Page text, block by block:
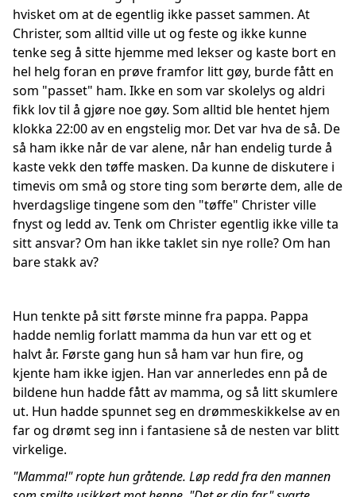
hvisket om at de egentlig ikke passet sammen. At
Christer, som alltid ville ut og feste og ikke kunne
tenke seg å sitte hjemme med lekser og kaste bort en
hel helg foran en prøve framfor litt gøy, burde fått en
som "passet" ham. Ikke en som var skolelys og aldri
fikk lov til å gjøre noe gøy. Som alltid ble hentet hjem
klokka 22:00 av en engstelig mor. Det var hva de så. De
så ham ikke når de var alene, når han endelig turde å
kaste vekk den tøffe masken. Da kunne de diskutere i
timevis om små og store ting som berørte dem, alle de
hverdagslige tingene som den "tøffe" Christer ville
fnyst og ledd av. Tenk om Christer egentlig ikke ville ta
sitt ansvar? Om han ikke taklet sin nye rolle? Om han
bare stakk av?
Hun tenkte på sitt første minne fra pappa. Pappa
hadde nemlig forlatt mamma da hun var ett og et
halvt år. Første gang hun så ham var hun fire, og
kjente ham ikke igjen. Han var annerledes enn på de
bildene hun hadde fått av mamma, og så litt skumlere
ut. Hun hadde spunnet seg en drømmeskikkelse av en
far og drømt seg inn i fantasiene så de nesten var blitt
virkelige.
"Mamma!" ropte hun gråtende. Løp redd fra den mannen